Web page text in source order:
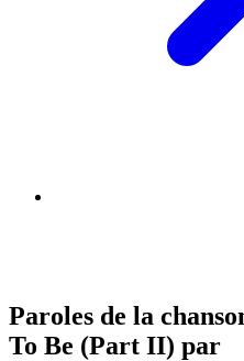
Paroles de la
To Be (Part II) par